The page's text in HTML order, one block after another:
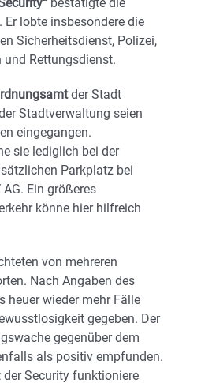
lobte insbesondere die
Sicherheitsdienst, Polizei,
und Rettungsdienst.
der Stadt
Stadtverwaltung seien
eingegangen.
sie lediglich bei der
Parkplatz bei
Ein größeres
könne hier hilfreich
von mehreren
Nach Angaben des
heuer wieder mehr Fälle
gegeben. Der
gegenüber dem
als positiv empfunden.
Security funktioniere